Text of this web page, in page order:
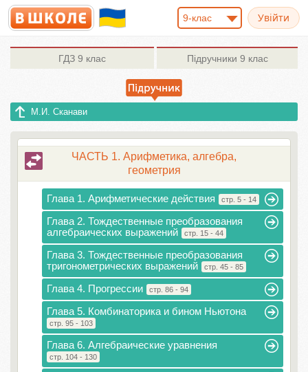
9-клас
ГДЗ 9 клас Підручники 9 клас
М.И. Сканави
ЧАСТЬ 1. Арифметика, алгебра,
геометрия
Глава 1. Арифметические действия стр. 5 - 14
Глава 2. Тождественные преобразования
алгебраических выражений
стр. 15 - 44
Глава 3. Тождественные преобразования
тригонометрических выражений
стр. 45 - 85
Глава 4. Прогрессии стр. 86 - 94
Глава 5. Комбинаторика и бином Ньютона
стр. 95 - 103
Глава 6. Алгебраические уравнения
стр. 104 - 130